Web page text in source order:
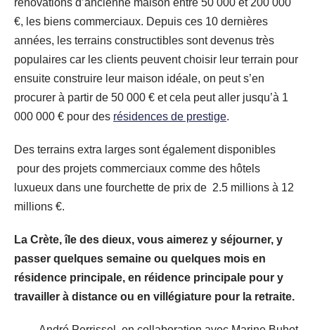
rénovations d’ancienne maison entre 50 000 et 200 000
€, les biens commerciaux. Depuis ces 10 dernières
années, les terrains constructibles sont devenus très
populaires car les clients peuvent choisir leur terrain pour
ensuite construire leur maison idéale, on peut s’en
procurer à partir de 50 000 € et cela peut aller jusqu’à 1
000 000 € pour des résidences de prestige.
Des terrains extra larges sont également disponibles
pour des projets commerciaux comme des hôtels
luxueux dans une fourchette de prix de 2.5 millions à 12
millions €.
La Crète, île des dieux, vous aimerez y séjourner, y
passer quelques semaine ou quelques mois en
résidence principale, en réidence principale pour y
travailler à distance ou en villégiature pour la retraite.